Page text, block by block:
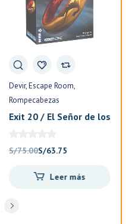
Devir Escape Room
Rompecabezas
Exit 20 / El Señor de los
S/75.00El
original
S/63.75El
actual
Leer más